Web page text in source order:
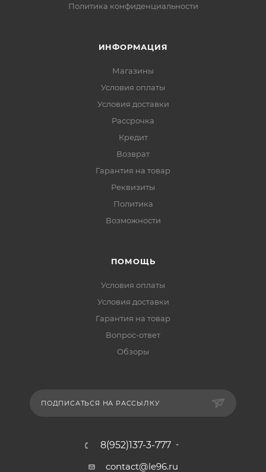
Политика конфиденциальности
ИНФОРМАЦИЯ
Магазины
Условия оплаты
Условия доставки
Рассрочка
Кредит
Возврат
Гарантия на товар
Реквизиты
Политика
Возможности
ПОМОЩЬ
Условия оплаты
Условия доставки
Гарантия на товар
Вопрос-ответ
Обзоры
ПОДПИСАТЬСЯ НА РАССЫЛКУ
8(952)137-3-777
contact@le96.ru